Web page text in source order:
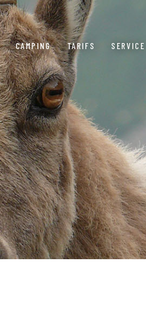
CAMPING TARIFS SERVICE